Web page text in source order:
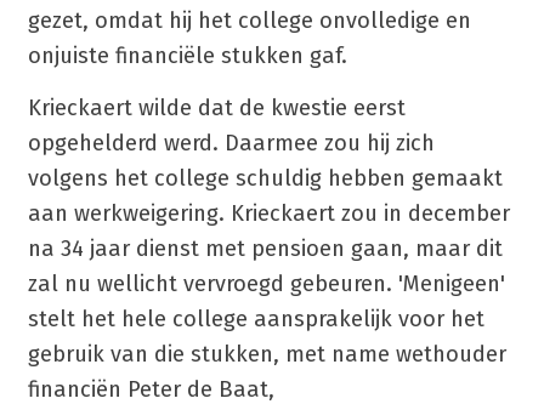
gezet, omdat hij het college onvolledige en
onjuiste financiële stukken gaf.
Krieckaert wilde dat de kwestie eerst
opgehelderd werd. Daarmee zou hij zich
volgens het college schuldig hebben gemaakt
aan werkweigering. Krieckaert zou in december
na 34 jaar dienst met pensioen gaan, maar dit
zal nu wellicht vervroegd gebeuren. 'Menigeen'
stelt het hele college aansprakelijk voor het
gebruik van die stukken, met name wethouder
financiën Peter de Baat,